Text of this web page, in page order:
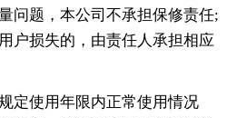
问题，本公司不承担保修责任;
户损失的，由责任人承担相应
定使用年限内正常使用情况